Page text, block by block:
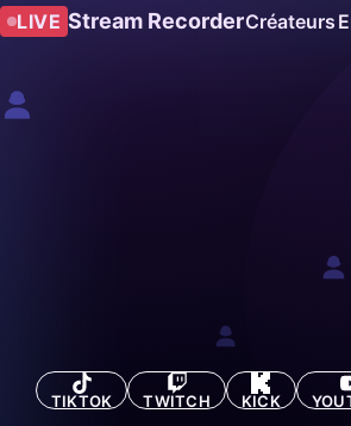
LIVE Stream RecorderCréateurs
TIKTOK TWITCH KICK